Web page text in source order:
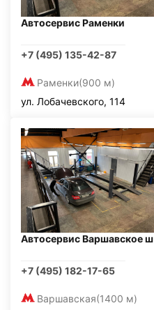
Автосервис Раменки
+7 (495) 135-42-87
Раменки(900 м)
ул. Лобачевского, 114
Автосервис Варшавское ш
+7 (495) 182-17-65
Варшавская(1400 м)